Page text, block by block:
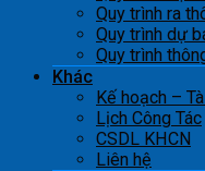
Quy trình ra
Quy trình dự
Quy trình
Khác
Kế hoạch –
Lịch Công Tác
CSDL KHCN
Liên hệ